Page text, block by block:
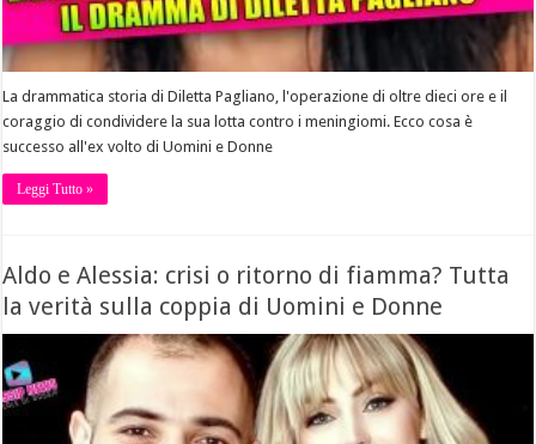
La drammatica storia di Diletta Pagliano, l'operazione di oltre dieci ore e il
coraggio di condividere la sua lotta contro i meningiomi. Ecco cosa è
successo all'ex volto di Uomini e Donne
Leggi Tutto »
Aldo e Alessia: crisi o ritorno di fiamma? Tutta
la verità sulla coppia di Uomini e Donne